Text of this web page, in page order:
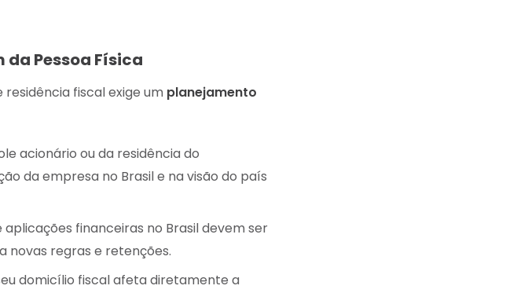
Pessoa Física
fiscal exige um planejamento
acionário ou da residência do
da empresa no Brasil e na visão do país
financeiras no Brasil devem ser
novas regras e retenções.
domicílio fiscal afeta diretamente a